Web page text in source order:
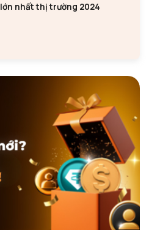
lớn nhất thị trường 2024